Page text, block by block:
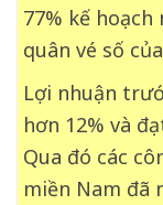
77% kế
quân vé số
Lợi nhuận
hơn 12% và
Qua đó các
miền Nam đã